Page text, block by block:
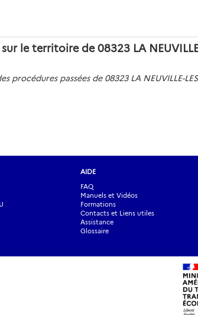
le territoire de 08323 LA
procédures passées de 08323 LA NEUVILLE-
AIDE
FAQ
Manuels et Vidéos
Formations
Contacts et Liens utiles
Assistance
Glossaire